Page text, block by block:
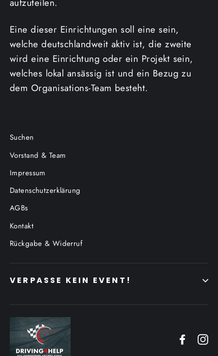
aufzuteilen.
Eine dieser Einrichtungen soll eine sein,
welche deutschlandweit aktiv ist, die zweite
wird eine Einrichtung oder ein Projekt sein,
welches lokal ansässig ist und ein Bezug zu
dem Organisations-Team besteht.
Suchen
Vorstand & Team
Impressum
Datenschutzerklärung
AGBs
Kontakt
Rückgabe & Widerruf
VERPASSE KEIN EVENT!